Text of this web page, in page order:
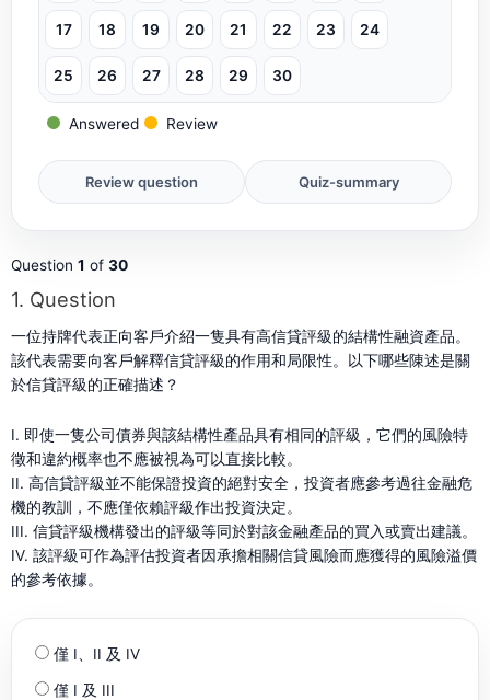
17 18 19 20 21 22 23 24
25 26 27 28 29 30
Answered Review
Question 1 of 30
1. Question
一位持牌代表正向客戶介紹一隻具有高信貸評級的結構性融資產品。
該代表需要向客戶解釋信貸評級的作用和局限性。以下哪些陳述是關
於信貸評級的正確描述？
I. 即使一隻公司債券與該結構性產品具有相同的評級，它們的風險特
徵和違約概率也不應被視為可以直接比較。
II. 高信貸評級並不能保證投資的絕對安全，投資者應參考過往金融危
機的教訓，不應僅依賴評級作出投資決定。
III. 信貸評級機構發出的評級等同於對該金融產品的買入或賣出建議。
IV. 該評級可作為評估投資者因承擔相關信貸風險而應獲得的風險溢價
的參考依據。
僅 I、II 及 IV
僅 I 及 III